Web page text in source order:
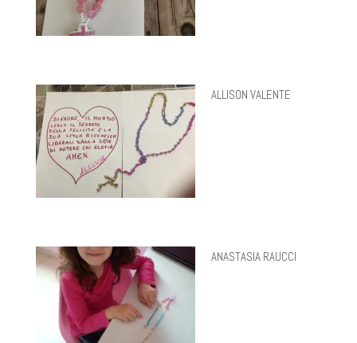
ALLISON VALENTE
ANASTASIA RAUCCI